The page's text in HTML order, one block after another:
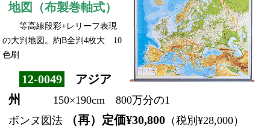
地図（布製巻軸式）
等高線段彩+レリーフ表現
の大判地図。約B全判4枚大 10
色刷
12-0049
アジア
州
150×190cm 800万分の1
ボンヌ図法
（再）定価¥30,800（税別¥28,000）